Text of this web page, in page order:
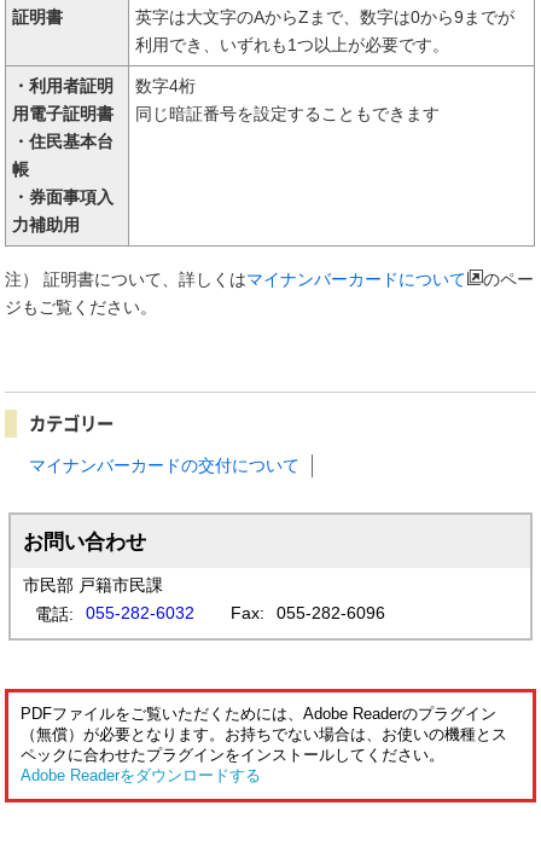
証明書
英字は大文字のAからZまで、数字は0から9までが
利用でき、いずれも1つ以上が必要です。
・利用者証明
用電子証明書
・住民基本台
帳
・券面事項入
力補助用
数字4桁
同じ暗証番号を設定することもできます
注） 証明書について、詳しくはマイナンバーカードについて
のペー
ジもご覧ください。
カテゴリー
マイナンバーカードの交付について
お問い合わせ
市民部 戸籍市民課
電話:
055-282-6032 Fax: 055-282-6096
PDFファイルをご覧いただくためには、Adobe Readerのプラグイン
（無償）が必要となります。お持ちでない場合は、お使いの機種とス
ペックに合わせたプラグインをインストールしてください。
Adobe Readerをダウンロードする